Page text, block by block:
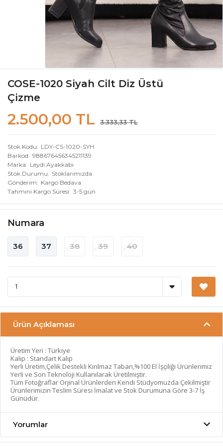
COSE-1020 Siyah Cilt Diz Üstü
Çizme
2.500,00 TL 3.333,33 TL
Stok Kodu
LDY-CS-1020-SYH
Barkod 988676456345211139
Marka
Leydi Ayakkabı
Stok Durumu
Stoklarımızda
Gönderim
Kargo Bedava
Tahmini Kargo Süresi 3-5 gün
Numara
36 37 38 39 40
Ürün Açıklaması
Üretim Yeri : Türkiye
Kalıp : Standart Kalıp
Yerli Üretim,Çelik Destekli Kırılmaz Taban,%100 El İşçiliği Ürünlerimiz
Yerli ve Son Teknoloji Kullanılarak Üretilmiştir.
Tüm Fotoğraflar Orjinal Ürünlerden Kendi Stüdyomuzda Çekilmiştir
Ürünlerimizin Teslim Süresi İmalat ve Stok Durumuna Göre 3-7 İş
Günüdür.
Yorumlar